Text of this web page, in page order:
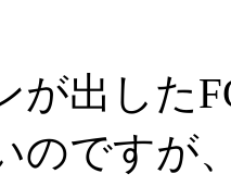
出した
のですが